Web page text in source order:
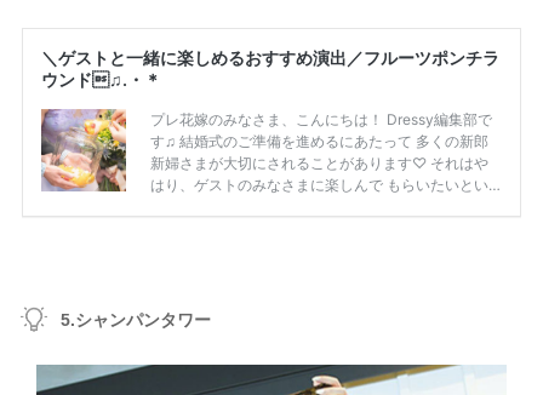
5.シャンパンタワー